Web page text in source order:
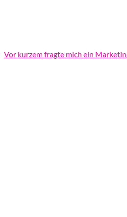
Vor kurzem fragte mich ein